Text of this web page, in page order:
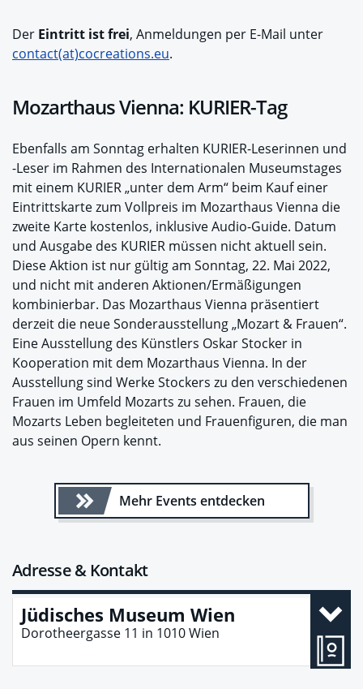
Der Eintritt ist frei, Anmeldungen per E-Mail unter
contact(at)cocreations.eu.
Mozarthaus Vienna: KURIER-Tag
Ebenfalls am Sonntag erhalten KURIER-Leserinnen und
-Leser im Rahmen des Internationalen Museumstages
mit einem KURIER „unter dem Arm“ beim Kauf einer
Eintrittskarte zum Vollpreis im Mozarthaus Vienna die
zweite Karte kostenlos, inklusive Audio-Guide. Datum
und Ausgabe des KURIER müssen nicht aktuell sein.
Diese Aktion ist nur gültig am Sonntag, 22. Mai 2022,
und nicht mit anderen Aktionen/Ermäßigungen
kombinierbar. Das Mozarthaus Vienna präsentiert
derzeit die neue Sonderausstellung „Mozart & Frauen“.
Eine Ausstellung des Künstlers Oskar Stocker in
Kooperation mit dem Mozarthaus Vienna. In der
Ausstellung sind Werke Stockers zu den verschiedenen
Frauen im Umfeld Mozarts zu sehen. Frauen, die
Mozarts Leben begleiteten und Frauenfiguren, die man
aus seinen Opern kennt.
Mehr Events entdecken
Adresse & Kontakt
Jüdisches Museum Wien
Dorotheergasse 11 in 1010Wien